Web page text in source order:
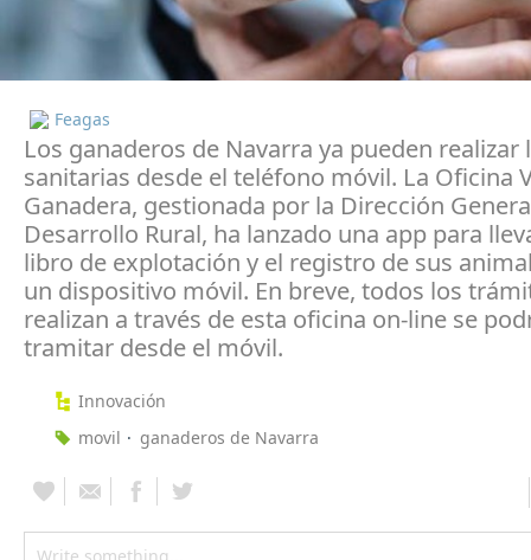
Feagas
Los ganaderos de Navarra ya pueden realizar
sanitarias desde el teléfono móvil. La Oficina
Ganadera, gestionada por la Dirección
Desarrollo Rural, ha lanzado una app para
libro de explotación y el registro de sus
un dispositivo móvil. En breve, todos los
realizan a través de esta oficina on-line se
tramitar desde el móvil.
Innovación
movil
ganaderos de Navarra